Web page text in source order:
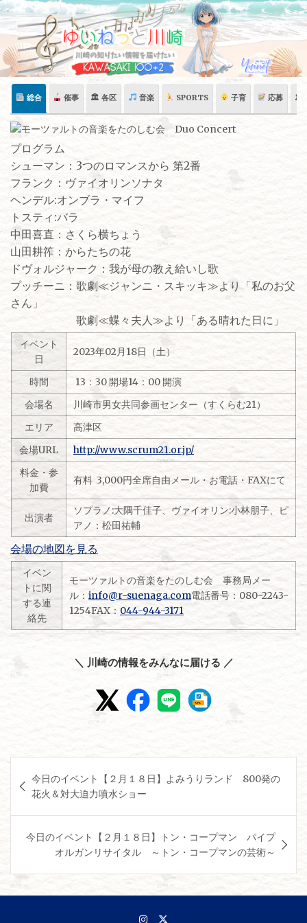
Skip
content
総合 催事 🏛 各区 音楽 SPORTS 子育 応募 🏛
プログラム
シューマン：3つのロマンスから 第2番
フランク：ヴァイオリンソナタ
ヘンデル:オンブラ・マイフ
トスティ:バラ
中田喜直：さくら横ちょう
山田耕筰：からたちの花
ドヴォルジャーク：我が母の教え給いし歌
プッチーニ：歌劇≪ジャンニ・スキッキ≫より「私のお父
さん」
歌劇≪蝶々夫人≫より「ある晴れた日に」
イベント
日
2023年02月18日（土）
時間
13：30 開場14：00 開演
会場名
川崎市男女共同参画センター（すくらむ21）
エリア
高津区
会場URL
http://www.scrum21.or.jp/
料金・参
加費
有料 3,000円全席自由メール・お電話・FAXにて
出演者
ソプラノ:大隅千佳子、ヴァイオリン:小林朋子、ピ
アノ：松田祐輔
会場の地図を見る
イベン
トに関
する連
絡先
モーツァルトの音楽をたのしむ会 事務局メー
ル： info@r-suenaga.com電話番号：080-2243-
1254FAX： 044-944-3171
＼ 川崎の情報をみんなに届ける ／
稿
ナ
ビ
ー
シ
今日のイベント【２月１８日】よみうりランド 800発の
花火＆対大迫力噴水ショー
今日のイベント【２月１８日】トン・コープマン パイプ
オルガンリサイタル ～トン・コープマンの芸術～